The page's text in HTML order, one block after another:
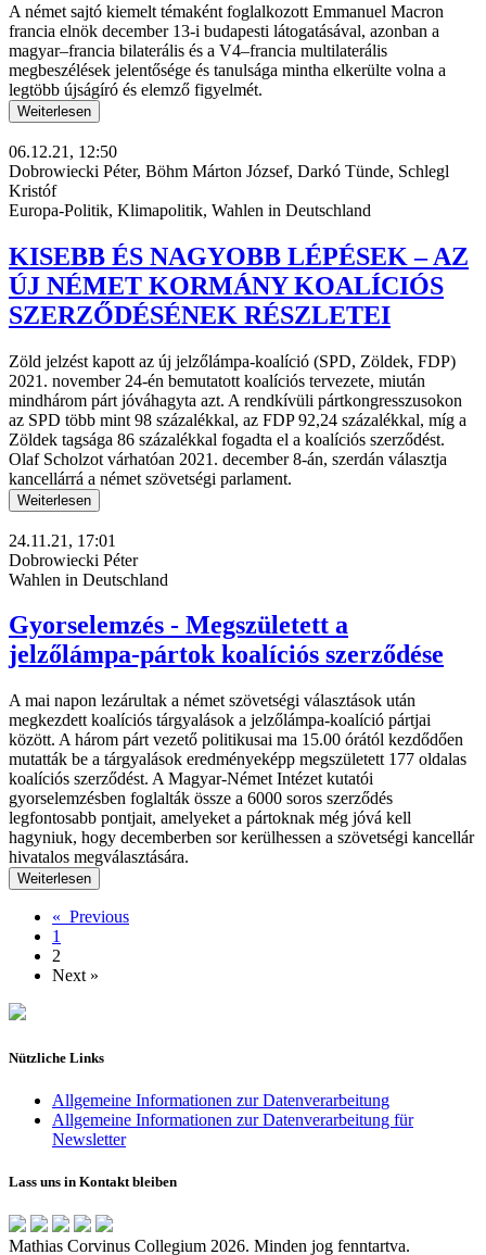
A német sajtó kiemelt témaként foglalkozott Emmanuel Macron
francia elnök december 13-i budapesti látogatásával, azonban a
magyar–francia bilaterális és a V4–francia multilaterális
megbeszélések jelentősége és tanulsága mintha elkerülte volna a
legtöbb újságíró és elemző figyelmét.
Weiterlesen
06.12.21, 12:50
Dobrowiecki Péter, Böhm Márton József, Darkó Tünde, Schlegl
Kristóf
Europa-Politik, Klimapolitik, Wahlen in Deutschland
KISEBB ÉS NAGYOBB LÉPÉSEK – AZ
ÚJ NÉMET KORMÁNY KOALÍCIÓS
SZERZŐDÉSÉNEK RÉSZLETEI
Zöld jelzést kapott az új jelzőlámpa-koalíció (SPD, Zöldek, FDP)
2021. november 24-én bemutatott koalíciós tervezete, miután
mindhárom párt jóváhagyta azt. A rendkívüli pártkongresszusokon
az SPD több mint 98 százalékkal, az FDP 92,24 százalékkal, míg a
Zöldek tagsága 86 százalékkal fogadta el a koalíciós szerződést.
Olaf Scholzot várhatóan 2021. december 8-án, szerdán választja
kancellárrá a német szövetségi parlament.
Weiterlesen
24.11.21, 17:01
Dobrowiecki Péter
Wahlen in Deutschland
Gyorselemzés - Megszületett a
jelzőlámpa-pártok koalíciós szerződése
A mai napon lezárultak a német szövetségi választások után
megkezdett koalíciós tárgyalások a jelzőlámpa-koalíció pártjai
között. A három párt vezető politikusai ma 15.00 órától kezdődően
mutatták be a tárgyalások eredményeképp megszületett 177 oldalas
koalíciós szerződést. A Magyar-Német Intézet kutatói
gyorselemzésben foglalták össze a 6000 soros szerződés
legfontosabb pontjait, amelyeket a pártoknak még jóvá kell
hagyniuk, hogy decemberben sor kerülhessen a szövetségi kancellár
hivatalos megválasztására.
Weiterlesen
« Previous
1
2
Next »
Nützliche Links
Allgemeine Informationen zur Datenverarbeitung
Allgemeine Informationen zur Datenverarbeitung für
Newsletter
Lass uns in Kontakt bleiben
Mathias Corvinus Collegium 2026. Minden jog fenntartva.